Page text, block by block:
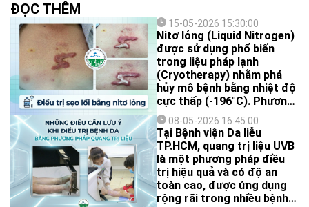
ĐỌC THÊM
15-05-2026 15:30:00
Nitơ lỏng (Liquid Nitrogen)
được sử dụng phổ biến
trong liệu pháp lạnh
(Cryotherapy) nhằm phá
hủy mô bệnh bằng nhiệt độ
cực thấp (-196°C). Phương
pháp này đã được ứng
dụng trong da liễu từ
những năm 1950 và đến
nay vẫn giữ vai trò quan
trọng trong thực hành lâm
sàng.
08-05-2026 16:45:00
Tại Bệnh viện Da liễu
TP.HCM, quang trị liệu UVB
là một phương pháp điều
trị hiệu quả và có độ an
toàn cao, được ứng dụng
rộng rãi trong nhiều bệnh